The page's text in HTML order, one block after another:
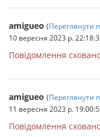
amigueo (Переглянути
10 вересня 2023 р.
Повідомлення
amigueo (Переглянути
11 вересня 2023 р.
Повідомлення